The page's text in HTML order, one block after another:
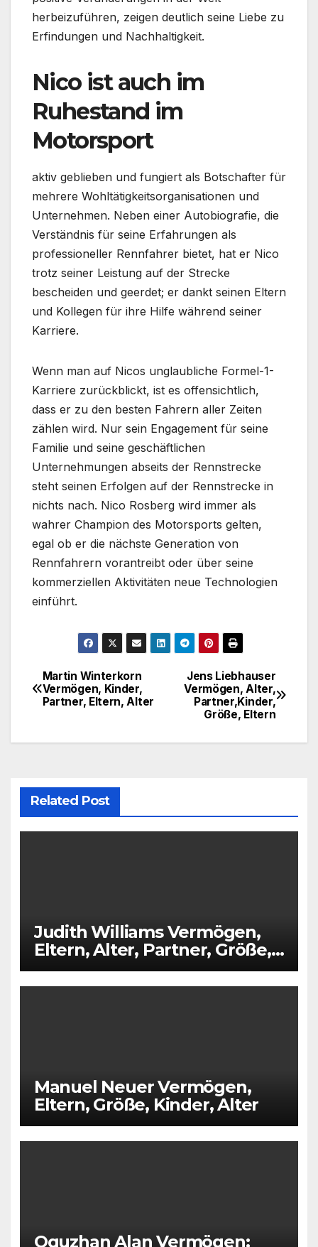
herbeizuführen, zeigen deutlich seine Liebe zu
Erfindungen und Nachhaltigkeit.
Nico ist auch im
Ruhestand im
Motorsport
aktiv geblieben und fungiert als Botschafter für
mehrere Wohltätigkeitsorganisationen und
Unternehmen. Neben einer Autobiografie, die
Verständnis für seine Erfahrungen als
professioneller Rennfahrer bietet, hat er Nico
trotz seiner Leistung auf der Strecke
bescheiden und geerdet; er dankt seinen Eltern
und Kollegen für ihre Hilfe während seiner
Karriere.
Wenn man auf Nicos unglaubliche Formel-1-
Karriere zurückblickt, ist es offensichtlich,
dass er zu den besten Fahrern aller Zeiten
zählen wird. Nur sein Engagement für seine
Familie und seine geschäftlichen
Unternehmungen abseits der Rennstrecke
steht seinen Erfolgen auf der Rennstrecke in
nichts nach. Nico Rosberg wird immer als
wahrer Champion des Motorsports gelten,
egal ob er die nächste Generation von
Rennfahrern vorantreibt oder über seine
kommerziellen Aktivitäten neue Technologien
einführt.
Post
navigation
Jens Liebhauser
Vermögen, Alter,
Partner,Kinder,
Größe, Eltern
Martin Winterkorn
Vermögen, Kinder,
Partner, Eltern, Alter
Related Post
Judith Williams Vermögen,
Eltern, Alter, Partner, Größe,
Kinder
Manuel Neuer Vermögen,
Eltern, Größe, Kinder, Alter
Oguzhan Alan Vermögen: